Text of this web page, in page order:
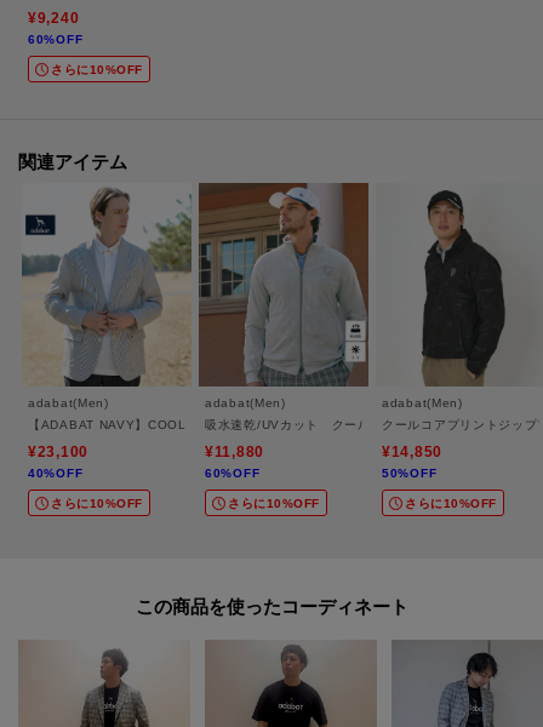
※掲載している着用・商品画像にはAI生成画像を（一部）使用しておりま
す。実際の商品とは色味・質感・ディテール・シルエット等が異なる場合が
ございます。画像はイメージとしてご確認いただき、あらかじめご了承の上
※照明の関係により、実際よりも色味が違って見える場合があります。ま
た、パソコン・スマートフォンなどの環境により、若干製品と画像のカラー
が異なる場合もございます。
モデル情報：身長184cm B95 W78 H95 着用サイズ：48
¥9,240
60%OFF
さらに10%OFF
関連アイテム
adabat(Men)
【ADABAT NAVY】COOLMAXサッカージャケット
¥23,100
40%OFF
さらに10%OFF
adabat(Men)
吸水速乾/UVカット クールコアエンボストラックジャケ
¥11,880
60%OFF
さらに10%OFF
adabat(Men)
クールコアプリントジップ
¥14,850
50%OFF
さらに10%OFF
この商品を使った